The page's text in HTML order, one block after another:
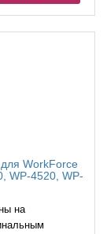
WorkForce
WP-4520, WP-
на